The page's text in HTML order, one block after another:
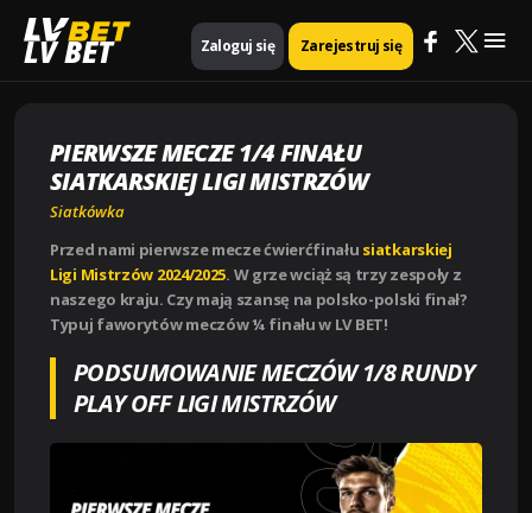
LV BET Zaloguj się Zarejestruj się
Strona główna
Siatkówka
PIERWSZE MECZE 1/4 FINAŁU SIATKARSKIEJ LIGI MISTRZÓW
PIERWSZE MECZE 1/4 FINAŁU
SIATKARSKIEJ LIGI MISTRZÓW
Siatkówka
Przed nami pierwsze mecze ćwierćfinału siatkarskiej
Ligi Mistrzów 2024/2025. W grze wciąż są trzy zespoły z
naszego kraju. Czy mają szansę na polsko-polski finał?
Typuj faworytów meczów ¼ finału w LV BET!
PODSUMOWANIE MECZÓW 1/8 RUNDY
PLAY OFF LIGI MISTRZÓW